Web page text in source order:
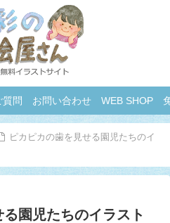
質問 お問い合わせ WEB SHOP
ピカピカの歯を見せる園児たちのイ
園児たちのイラスト